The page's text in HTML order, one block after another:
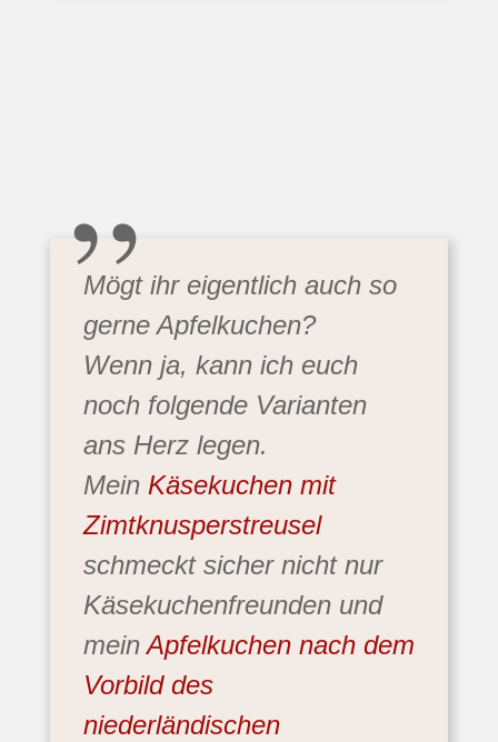
„
Mögt ihr eigentlich auch so
gerne Apfelkuchen?
Wenn ja, kann ich euch
noch folgende Varianten
ans Herz legen.
Mein Käsekuchen mit
Zimtknusperstreusel
schmeckt sicher nicht nur
Käsekuchenfreunden und
meinApfelkuchen nach dem
Vorbild des
niederländischen